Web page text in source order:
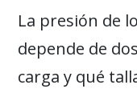
La presión de
depende de
carga y qué